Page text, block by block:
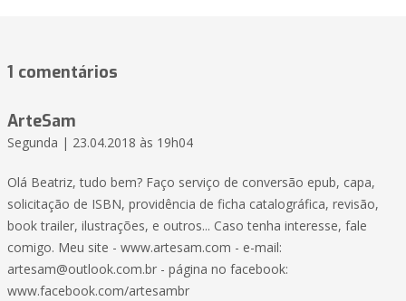
1 comentários
ArteSam
Segunda | 23.04.2018 às 19h04
Olá Beatriz, tudo bem? Faço serviço de conversão epub, capa,
solicitação de ISBN, providência de ficha catalográfica, revisão,
book trailer, ilustrações, e outros... Caso tenha interesse, fale
comigo. Meu site - www.artesam.com - e-mail:
artesam@outlook.com.br - página no facebook:
www.facebook.com/artesambr